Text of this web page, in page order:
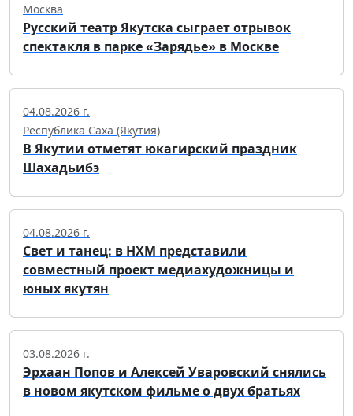
Москва
Русский театр Якутска сыграет отрывок
спектакля в парке «Зарядье» в Москве
04.08.2026 г.
Республика Саха (Якутия)
В Якутии отметят юкагирский праздник
Шахадьибэ
04.08.2026 г.
Свет и танец: в НХМ представили
совместный проект медиахудожницы и
юных якутян
03.08.2026 г.
Эрхаан Попов и Алексей Уваровский снялись
в новом якутском фильме о двух братьях